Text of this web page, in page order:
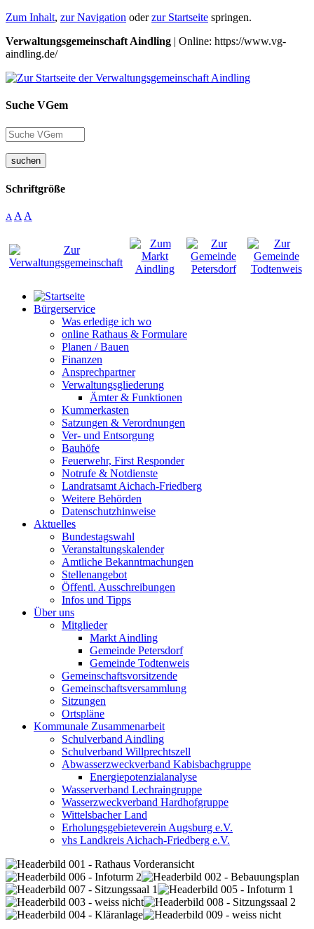
Zum Inhalt, zur Navigation oderzur Startseite springen.
Verwaltungsgemeinschaft Aindling | Online: https://www.vg-
aindling.de/
Suche VGem
suchen
Schriftgröße
A A A
Bürgerservice
Was erledige ich wo
online Rathaus & Formulare
Planen / Bauen
Finanzen
Ansprechpartner
Verwaltungsgliederung
Ämter & Funktionen
Kummerkasten
Satzungen & Verordnungen
Ver- und Entsorgung
Bauhöfe
Feuerwehr, First Responder
Notrufe & Notdienste
Landratsamt Aichach-Friedberg
Weitere Behörden
Datenschutzhinweise
Aktuelles
Bundestagswahl
Veranstaltungskalender
Amtliche Bekanntmachungen
Stellenangebot
Öffentl. Ausschreibungen
Infos und Tipps
Über uns
Mitglieder
Markt Aindling
Gemeinde Petersdorf
Gemeinde Todtenweis
Gemeinschaftsvorsitzende
Gemeinschaftsversammlung
Sitzungen
Ortspläne
Kommunale Zusammenarbeit
Schulverband Aindling
Schulverband Willprechtszell
Abwasserzweckverband Kabisbachgruppe
Energiepotenzialanalyse
Wasserverband Lechraingruppe
Wasserzweckverband Hardhofgruppe
Wittelsbacher Land
Erholungsgebieteverein Augsburg e.V.
vhs Landkreis Aichach-Friedberg e.V.